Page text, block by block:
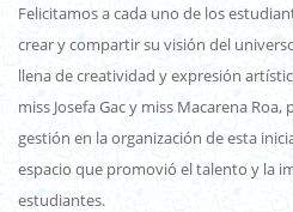
Felicitamos a cada uno de los
crear y compartir su visión del
llena de creatividad y expresión
miss Josefa Gac y miss Macarena
gestión en la organización de esta
espacio que promovió el talento y la
estudiantes.